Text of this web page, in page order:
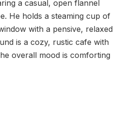
a casual, open flannel
He holds a steaming cup of
with a pensive, relaxed
is a cozy, rustic cafe with
overall mood is comforting